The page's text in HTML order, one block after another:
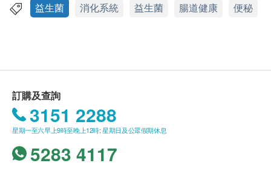
功效
適合人士
腸道感染
有肚瀉腹痛現象
消化系統差，免疫力弱
常須要外遊公幹人士
需到付附加運費 HK$90，偏遠地區需另加HK$30
認。倘若健康網購health.ESDlife未能提供任何訂
單上的貨品，健康網購health.ESDlife有權拒絕接
受該訂單，並且會於送貨前透過電話或電郵通知顧
客再作安排。
益生菌 消化系統 益生菌 腸道健康 便秘
訂購及查詢
3151 2288
星期一至六早上9時至晚上12時; 星期日及公眾假期休息
5283 4117